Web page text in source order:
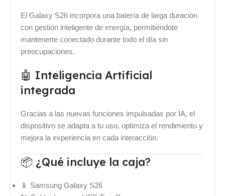
El Galaxy S26 incorpora una batería de larga duración
con gestión inteligente de energía, permitiéndote
mantenerte conectado durante todo el día sin
preocupaciones.
🤖 Inteligencia Artificial
integrada
Gracias a las nuevas funciones impulsadas por IA, el
dispositivo se adapta a tu uso, optimiza el rendimiento y
mejora la experiencia en cada interacción.
📦 ¿Qué incluye la caja?
📱 Samsung Galaxy S26